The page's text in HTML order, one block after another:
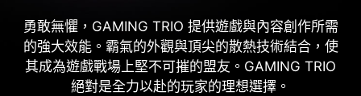
勇敢無懼，GAMING TRIO 提供遊戲與內容創作所需
的強大效能。霸氣的外觀與頂尖的散熱技術結合，使
其成為遊戲戰場上堅不可摧的盟友。GAMING TRIO
絕對是全力以赴的玩家的理想選擇。